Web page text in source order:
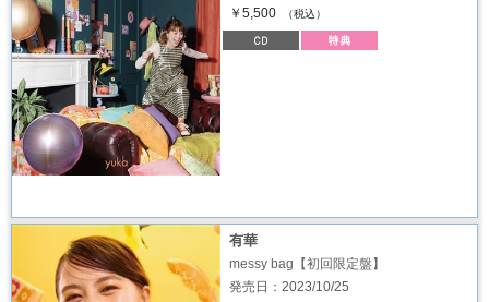
￥5,500
（税込）
有華
messy bag【初回限定盤】
発売日：2023/10/25